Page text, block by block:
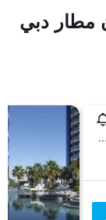
مطار دبي
دبي باركس اند رسرورتس, شارع الشيخ زايد, دبي, الامارات العربية المتحدة